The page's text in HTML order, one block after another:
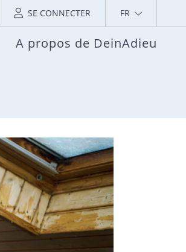
SE CONNECTER FR
A propos de DeinAdieu